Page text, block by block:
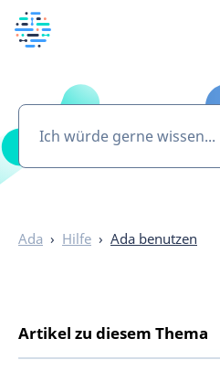
Über uns
Medizinische Bibliothek
Ada › Hilfe › Ada benutzen
Artikel zu diesem Thema